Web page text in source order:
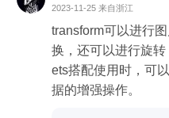
2023-11-25 来自浙江
transform可以进行
换，还可以进行旋
ets搭配使用时，可
据的增强操作。